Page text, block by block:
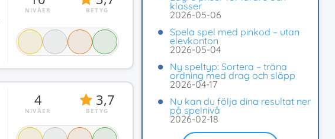
NIVÅER BETYG
4
NIVÅER
3,7
BETYG
klasser
2026-05-06
Spela spel med pinkod – utan
elevkonton
2026-05-04
Ny speltyp: Sortera – träna
ordning med drag och släpp
2026-04-17
Nu kan du följa dina resultat ner
på spelnivå
2026-02-18